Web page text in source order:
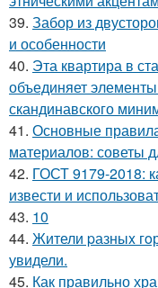
39. Забор из
и особенности
40. Эта квартира в
объединяет
скандинавского
41. Основные
материалов: советы
42. ГОСТ 9179-2018:
извести и
43. 10
44. Жители pазныx
увидели.
45. Как правильно